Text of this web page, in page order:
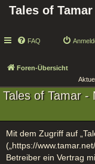
Tales of Tamar
FAQ
Foren-Übersicht
Tales of Tamar -
Mit dem Zugriff auf
(„https://
Betreiber ein Vertrag